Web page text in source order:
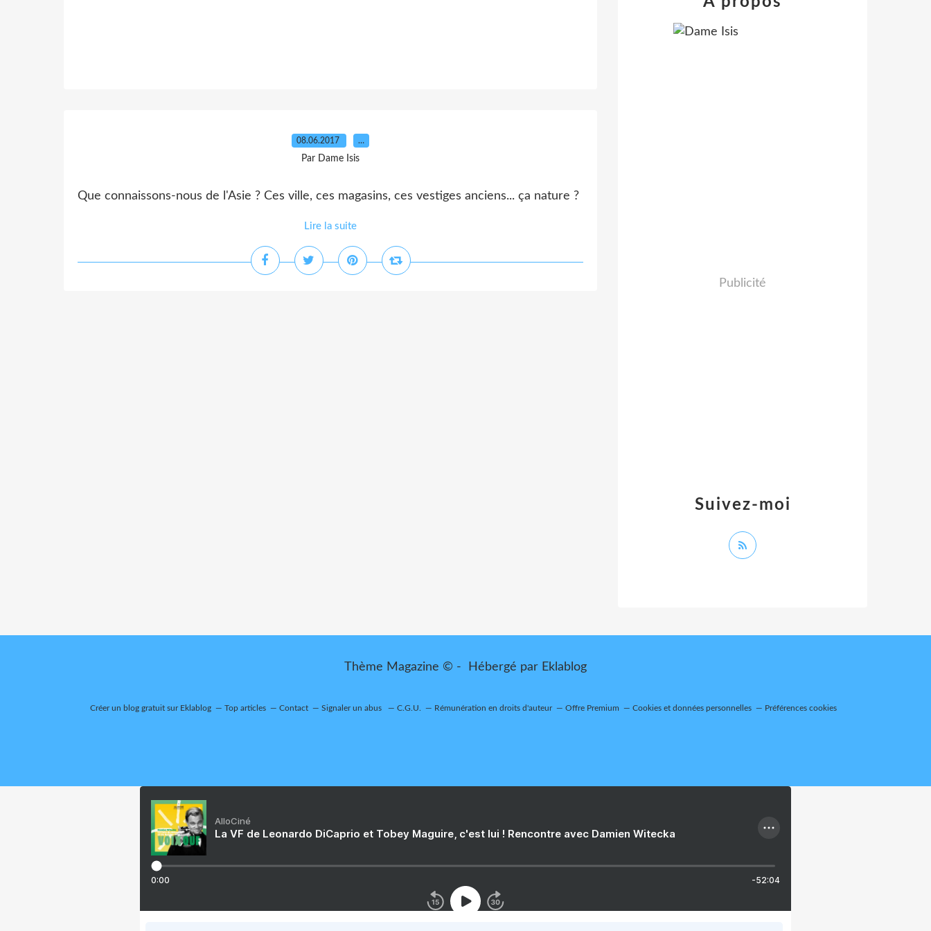
08.06.2017 …
Par Dame Isis
Que connaissons-nous de l'Asie ? Ces ville, ces magasins, ces vestiges anciens... ça nature ?
Lire la suite
Suivez-moi
Publicité
Thème Magazine © - Hébergé par Eklablog
Créer un blog gratuit sur Eklablog Top articles Contact Signaler un abus C.G.U. Rémunération en droits d'auteur Offre Premium Cookies et données personnelles Préférences cookies
AlloCiné
La VF de Leonardo DiCaprio et Tobey Maguire, c'est lui ! Rencontre avec Damien Witecka
0:00 -52:04